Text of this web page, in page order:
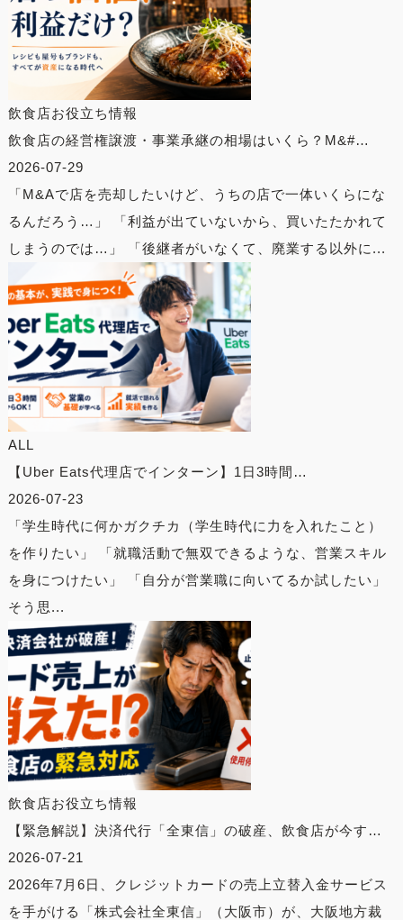
飲食店お役立ち情報
飲食店の経営権譲渡・事業承継の相場はいくら？M&#…
2026-07-29
「M&Aで店を売却したいけど、うちの店で一体いくらにな
るんだろう…」 「利益が出ていないから、買いたたかれて
しまうのでは…」 「後継者がいなくて、廃業する以外に...
ALL
【Uber Eats代理店でインターン】1日3時間…
2026-07-23
「学生時代に何かガクチカ（学生時代に力を入れたこと）
を作りたい」 「就職活動で無双できるような、営業スキル
を身につけたい」 「自分が営業職に向いてるか試したい」
そう思...
飲食店お役立ち情報
【緊急解説】決済代行「全東信」の破産、飲食店が今す…
2026-07-21
2026年7月6日、クレジットカードの売上立替入金サービス
を手がける「株式会社全東信」（大阪市）が、大阪地方裁